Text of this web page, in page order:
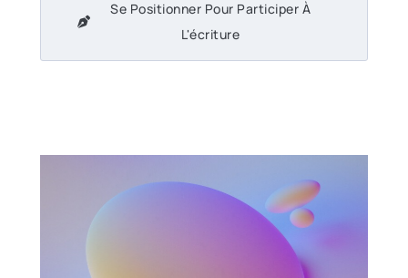
Se Positionner Pour Participer À
L'écriture